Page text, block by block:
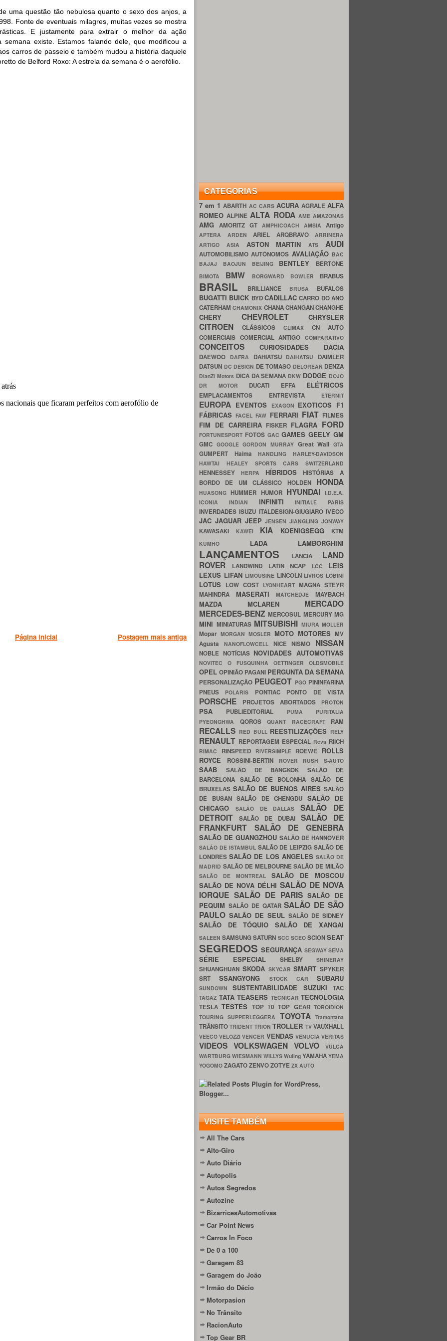
uma questão tão nebulosa quanto o sexo dos anjos, a
Fonte de eventuais milagres, muitas vezes se mostra
E justamente para extrair o melhor da ação
semana existe. Estamos falando dele, que modificou a
carros de passeio e também mudou a história daquele
de Belford Roxo: A estrela da semana é o aerofólio.
Postagem mais antiga
Página inicial
CATEGORIAS
7 em 1ABARTH AC CARS ACURA AGRALE ALFA
ROMEOALPINEALTA RODA AME AMAZONAS
AMG AMORITZ GT AMPHICOACH AMSIA Antigo
APTERA ARDEN ARIEL ARQBRAVO ARRINERA
ARTIGO ASIA ASTON MARTINATS AUDI
AUTOMOBILISMOAUTÔNOMOS AVALIAÇÃO BAC
BAJAJ BAOJUN BEIJING BENTLEY BERTONE
BIMOTA BMW BORGWARD BOWLER BRABUS
BRASIL BRILLIANCE BRUSA BUFALOS
BUGATTI BUICK BYDCADILLACCARRO DO ANO
CATERHAMCHAMONIX CHANACHANGANCHANGHE
CHERY CHEVROLET CHRYSLER
CITROEN CLÁSSICOS CLIMAX CN AUTO
COMERCIAIS COMERCIAL ANTIGOCOMPARATIVO
CONCEITOS CURIOSIDADES DACIA
DAEWOO DAFRA DAHIATSU DAIHATSU DAIMLER
DATSUN DC DESIGN DE TOMASO DELOREAN DENZA
DianZi Motors DICA DA SEMANA DKW DODGE DOJO
DR MOTOR DUCATI EFFA ELÉTRICOS
EMPLACAMENTOS ENTREVISTA ETERNIT
EUROPA EVENTOS EXAGON EXOTICOS F1
FÁBRICASFACELFAW FERRARI FIAT FILMES
FIM DE CARREIRA FISKER FLAGRA FORD
FORTUNESPORT FOTOS GACGAMESGEELYGM
GMC GOOGLEGORDON MURRAY Great WallGTA
GUMPERT HaimaHANDLINGHARLEY-DAVIDSON
HAWTAI HEALEY SPORTS CARS SWITZERLAND
HENNESSEY HERPA HÍBRIDOSHISTÓRIAS A
BORDO DE UM CLÁSSICO HOLDEN HONDA
HUASONGHUMMER HUMOR HYUNDAI I.D.E.A.
ICONIA INDIAN INFINITIINITIALE PARIS
INVERDADESISUZU ITALDESIGN-GIUGIAROIVECO
JAC JAGUAR JEEPJENSENJIANGLINGJONWAY
KAWASAKI KAWEI KIA KOENIGSEGG KTM
KUMHO LADA LAMBORGHINI
LANÇAMENTOS LANCIA LAND
ROVER
LANDWIND LATIN NCAP LCC LEIS
LEXUS LIFAN LIMOUSINE LINCOLN LIVROS LOBINI
LOTUS LOW COST LYONHEART MAGNA STEYR
MAHINDRA MASERATIMATCHEDJEMAYBACH
MAZDA MCLAREN MERCADO
MERCEDES-BENZMERCOSUL MERCURYMG
MINI MINIATURAS MITSUBISHI MIURA MOLLER
Mopar MORGAN MOSLER MOTO MOTORES MV
Agusta NANOFLOWCELL NICENISMO NISSAN
NOBLE NOTÍCIAS NOVIDADES AUTOMOTIVAS
NOVITEC O FUSQUINHA OETTINGER OLDSMOBILE
OPEL OPINIÃO PAGANI PERGUNTA DA SEMANA
PERSONALIZAÇÃO PEUGEOT PGO PININFARINA
PNEUS
POLARIS PONTIAC PONTO DE VISTA
PORSCHE PROJETOS ABORTADOS PROTON
PSA PUBLIEDITORIAL PUMA PURITALIA
PYEONGHWA QOROS QUANT RACECRAFT RAM
RECALLS RED BULL REESTILIZAÇÕES RELY
RENAULT REPORTAGEM ESPECIAL Reva RIICH
RIMAC RINSPEED RIVERSIMPLE ROEWE ROLLS
ROYCE
ROSSINI-BERTIN ROVER RUSH S-AUTO
SAAB SALÃO DE BANGKOKSALÃO DE
BARCELONA SALÃO DE BOLONHASALÃO DE
BRUXELAS SALÃO DE BUENOS AIRES SALÃO
DE BUSAN SALÃO DE CHENGDU SALÃO DE
CHICAGO
SALÃO DE DALLASSALÃO DE
DETROIT
SALÃO DE DUBAI SALÃO DE
FRANKFURT SALÃO DE GENEBRA
SALÃO DE GUANGZHOU SALÃO DE HANNOVER
SALÃO DE ISTAMBUL SALÃO DE LEIPZIGSALÃO DE
LONDRESSALÃO DE LOS ANGELES SALÃO DE
MADRID SALÃO DE MELBOURNESALÃO DE MILÃO
SALÃO DE MONTREAL SALÃO DE MOSCOU
SALÃO DE NOVA DÉLHI SALÃO DE NOVA
IORQUE SALÃO DE PARISSALÃO DE
PEQUIM SALÃO DE QATARSALÃO DE SÃO
PAULO SALÃO DE SEUL SALÃO DE SIDNEY
SALÃO DE TÓQUIO SALÃO DE XANGAI
SALEENSAMSUNGSATURN SCC SCEO SCIONSEAT
SEGREDOSSEGURANÇA SEGWAYSEMA
SÉRIE ESPECIAL SHELBY SHINERAY
SHUANGHUAN SKODA SKYCARSMART SPYKER
SRTSSANGYONG STOCK CAR SUBARU
SUNDOWNSUSTENTABILIDADE SUZUKITAC
TAGAZ TATA TEASERS TECNICAR TECNOLOGIA
TESLATESTES TOP 10TOP GEARTOROIDION
TOURING SUPPERLEGGERA TOYOTATramontana
TRÂNSITOTRIDENT TRIONTROLLER TVVAUXHALL
VEECOVELOZZIVENCER VENDAS VENUCIAVERITAS
VIDEOS VOLKSWAGEN VOLVO
VULCA
WARTBURG WIESMANN WILLYS Wuling YAMAHA YEMA
YOGOMO ZAGATOZENVOZOTYE ZX AUTO
VISITE TAMBÉM
All The Cars
Alto-Giro
Auto Diário
Autopolis
Autos Segredos
Autozine
BizarricesAutomotivas
Car Point News
Carros In Foco
De 0 a 100
Garagem 83
Garagem do João
Irmão do Décio
Motorpasion
No Trânsito
RacionAuto
Top Gear BR